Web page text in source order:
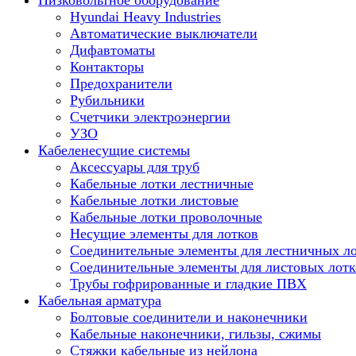
Hyundai Heavy Industries
Автоматические выключатели
Дифавтоматы
Контакторы
Предохранители
Рубильники
Счетчики электроэнергии
УЗО
Кабеленесущие системы
Аксессуары для труб
Кабельные лотки лестничные
Кабельные лотки листовые
Кабельные лотки проволочные
Несущие элементы для лотков
Соединительные элементы для лестничных
Соединительные элементы для листовых
Трубы гофрированные и гладкие ПВХ
Кабельная арматура
Болтовые соединители и наконечники
Кабельные наконечники, гильзы, сжимы
Стяжки кабельные из нейлона